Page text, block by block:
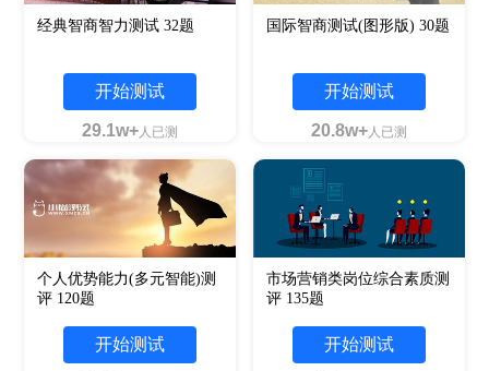
经典智商智力测试 32题
开始测试
29.1w+人已测
国际智商测试(图形版) 30题
开始测试
20.8w+人已测
个人优势能力(多元智能)测
评 120题
开始测试
市场营销类岗位综合素质测
评 135题
开始测试